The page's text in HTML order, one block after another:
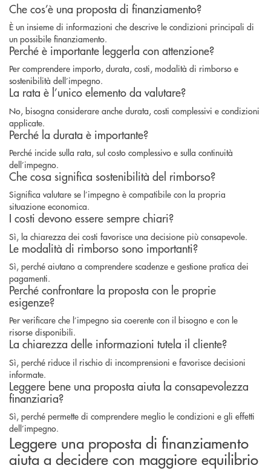
Che cos’è una proposta di finanziamento?
È un insieme di informazioni che descrive le condizioni principali di
un possibile finanziamento.
Perché è importante leggerla con attenzione?
Per comprendere importo, durata, costi, modalità di rimborso e
sostenibilità dell’impegno.
La rata è l’unico elemento da valutare?
No, bisogna considerare anche durata, costi complessivi e condizioni
applicate.
Perché la durata è importante?
Perché incide sulla rata, sul costo complessivo e sulla continuità
dell’impegno.
Che cosa significa sostenibilità del rimborso?
Significa valutare se l’impegno è compatibile con la propria
situazione economica.
I costi devono essere sempre chiari?
Sì, la chiarezza dei costi favorisce una decisione più consapevole.
Le modalità di rimborso sono importanti?
Sì, perché aiutano a comprendere scadenze e gestione pratica dei
pagamenti.
Perché confrontare la proposta con le proprie
esigenze?
Per verificare che l’impegno sia coerente con il bisogno e con le
risorse disponibili.
La chiarezza delle informazioni tutela il cliente?
Sì, perché riduce il rischio di incomprensioni e favorisce decisioni
informate.
Leggere bene una proposta aiuta la consapevolezza
finanziaria?
Sì, perché permette di comprendere meglio le condizioni e gli effetti
dell’impegno.
Leggere una proposta di finanziamento
aiuta a decidere con maggiore equilibrio